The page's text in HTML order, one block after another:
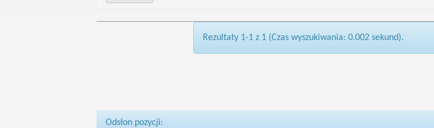
Rezultaty 1-1 z 1 (Czas wyszukiwania: 0.002 sekund).
Odsłon pozycji: